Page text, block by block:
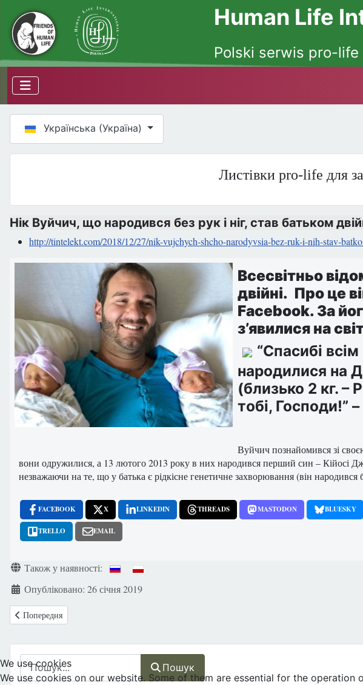
Human Life
Polski serwis pro-life
Пошук
Пошук
Оберіть свою мову
Українська (Україна)
Листівки pro-life для
Нік Вуйчич, що народився без рук і ніг, став батьком
http://tintelekt.com/2018/12/27/nik-vujchych-shcho-narodyvsia-bez-ruk-i-nih-stav-
Всесвітньо
двійні. Про це
Facebook. За
з’явилися на
“Спасибі
народилися на
(близько 2 кг. –
тобі, Господи!”
Вуйчич познайомився зі
вони одружилися, а 13 лютого 2013 року в них народився перший син – Кійосі
незважаючи на те, що у батька є рідкісне генетичне захворювання (він народився
FACEBOOK X LINKEDIN THREADS MASTODON BLUESKY
TRELLO EMAIL
ДеталіТакож у наявності:
Опубліковано: 26 січня 2019
Попередня стаття: ЕКЗ і штучна інсемінація
Попередня
We use cookies
We use cookies on our website. Some of them are essential for the